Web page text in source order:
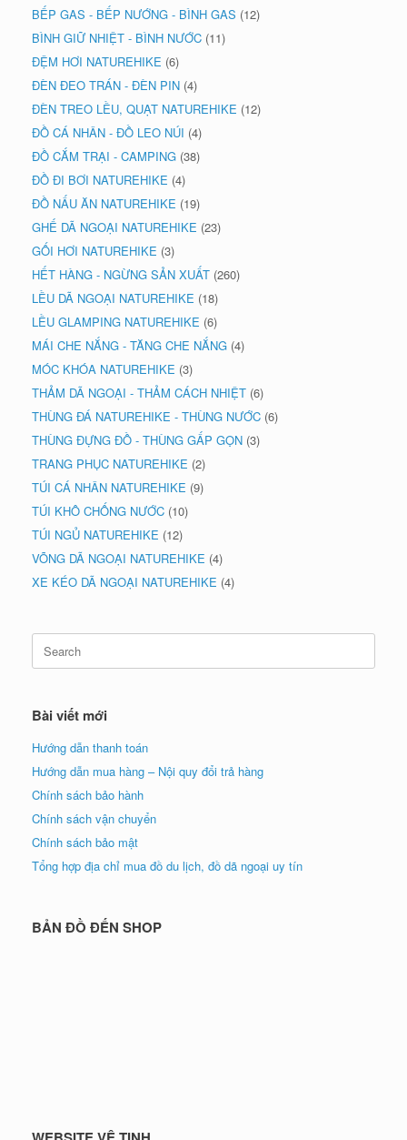
BẾP GAS - BẾP NƯỚNG - BÌNH GAS (12)
BÌNH GIỮ NHIỆT - BÌNH NƯỚC (11)
ĐỆM HƠI NATUREHIKE (6)
ĐÈN ĐEO TRÁN - ĐÈN PIN (4)
ĐÈN TREO LỀU, QUẠT NATUREHIKE (12)
ĐỒ CÁ NHÂN - ĐỒ LEO NÚI (4)
ĐỒ CẮM TRẠI - CAMPING (38)
ĐỒ ĐI BƠI NATUREHIKE (4)
ĐỒ NẤU ĂN NATUREHIKE (19)
GHẾ DÃ NGOẠI NATUREHIKE (23)
GỐI HƠI NATUREHIKE (3)
HẾT HÀNG - NGỪNG SẢN XUẤT (260)
LỀU DÃ NGOẠI NATUREHIKE (18)
LỀU GLAMPING NATUREHIKE (6)
MÁI CHE NẮNG - TĂNG CHE NẮNG (4)
MÓC KHÓA NATUREHIKE (3)
THẢM DÃ NGOẠI - THẢM CÁCH NHIỆT (6)
THÙNG ĐÁ NATUREHIKE - THÙNG NƯỚC (6)
THÙNG ĐỰNG ĐỒ - THÙNG GẤP GỌN (3)
TRANG PHỤC NATUREHIKE (2)
TÚI CÁ NHÂN NATUREHIKE (9)
TÚI KHÔ CHỐNG NƯỚC (10)
TÚI NGỦ NATUREHIKE (12)
VÕNG DÃ NGOẠI NATUREHIKE (4)
XE KÉO DÃ NGOẠI NATUREHIKE (4)
Search
for:
Bài viết mới
Hướng dẫn thanh toán
Hướng dẫn mua hàng – Nội quy đổi trả hàng
Chính sách bảo hành
Chính sách vận chuyển
Chính sách bảo mật
Tổng hợp địa chỉ mua đồ du lịch, đồ dã ngoại uy tín
BẢN ĐỒ ĐẾN SHOP